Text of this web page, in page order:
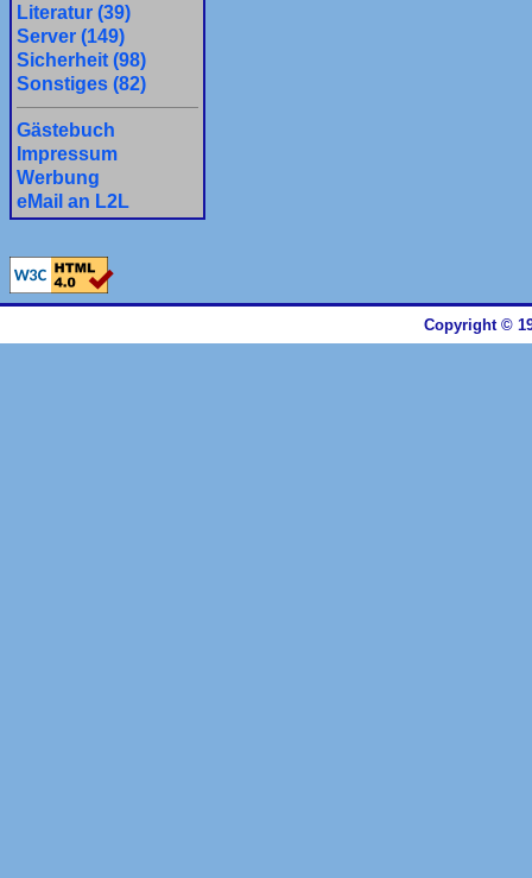
Literatur (39)
Server (149)
Sicherheit (98)
Sonstiges (82)
Gästebuch
Impressum
Werbung
eMail an L2L
Copyright ©